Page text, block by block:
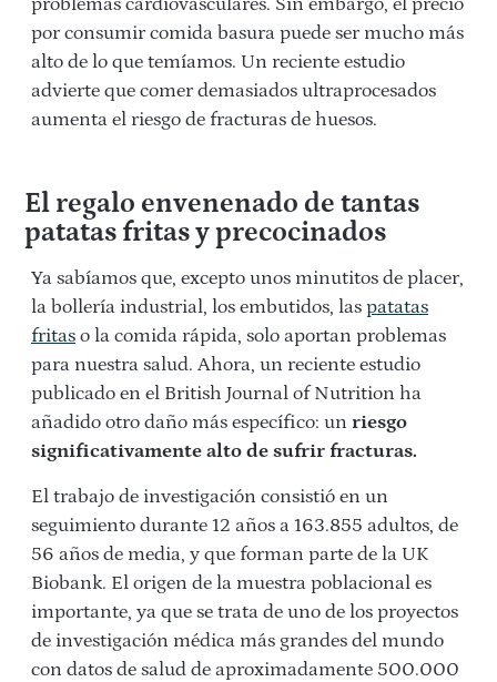
por consumir comida basura puede ser mucho más
alto de lo que temíamos. Un reciente estudio
advierte que comer demasiados ultraprocesados
aumenta el riesgo de fracturas de huesos.
El regalo envenenado de tantas
patatas fritas y precocinados
Ya sabíamos que, excepto unos minutitos de placer,
la bollería industrial, los embutidos, las patatas
fritas o la comida rápida, solo aportan problemas
para nuestra salud. Ahora, un reciente estudio
publicado en el British Journal of Nutrition ha
añadido otro daño más específico: un riesgo
significativamente alto de sufrir fracturas.
El trabajo de investigación consistió en un
seguimiento durante 12 años a 163.855 adultos, de
56 años de media, y que forman parte de la UK
Biobank. El origen de la muestra poblacional es
importante, ya que se trata de uno de los proyectos
de investigación médica más grandes del mundo
con datos de salud de aproximadamente 500.000